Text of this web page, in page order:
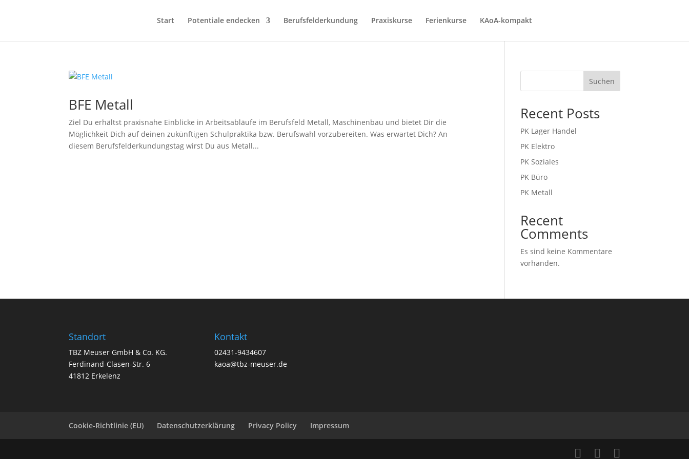
Start Potentiale endecken Berufsfelderkundung Praxiskurse Ferienkurse KAoA-kompakt
BFE Metall
Ziel Du erhältst praxisnahe Einblicke in Arbeitsabläufe im Berufsfeld Metall, Maschinenbau und bietet Dir die
Möglichkeit Dich auf deinen zukünftigen Schulpraktika bzw. Berufswahl vorzubereiten. Was erwartet Dich? An
diesem Berufsfelderkundungstag wirst Du aus Metall...
Suchen
Recent Posts
PK Lager Handel
PK Elektro
PK Soziales
PK Büro
PK Metall
Recent
Comments
Es sind keine Kommentare
vorhanden.
Standort
TBZ Meuser GmbH & Co. KG.
Ferdinand-Clasen-Str. 6
41812 Erkelenz
Kontakt
02431-9434607
kaoa@tbz-meuser.de
Cookie-Richtlinie (EU) Datenschutzerklärung Privacy Policy Impressum